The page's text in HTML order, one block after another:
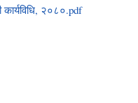
कार्यविधि, २०८०.pdf